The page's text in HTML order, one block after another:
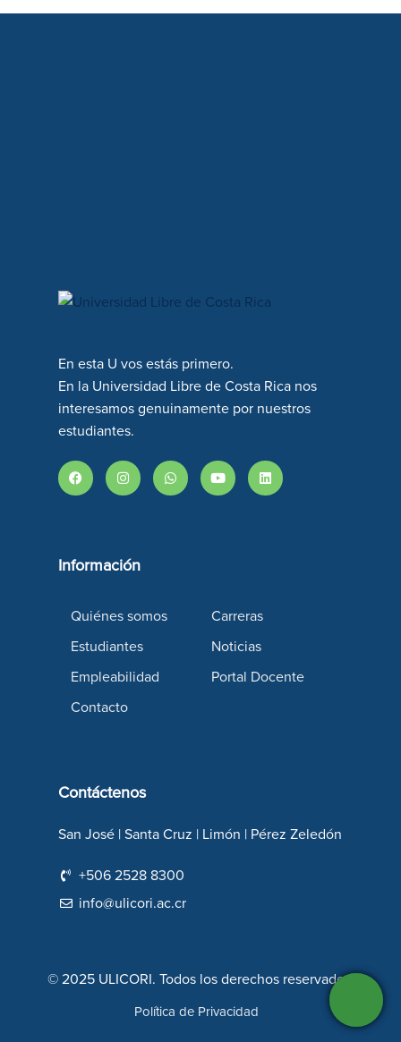
En esta U vos estás primero.
En la Universidad Libre de Costa Rica nos
interesamos genuinamente por nuestros
estudiantes.
Información
Quiénes somos Carreras
Estudiantes Noticias
Empleabilidad Portal Docente
Contacto
Contáctenos
San José | Santa Cruz | Limón | Pérez Zeledón
+506 2528 8300
info@ulicori.ac.cr
© 2025 ULICORI. Todos los derechos reservados.
Política de Privacidad